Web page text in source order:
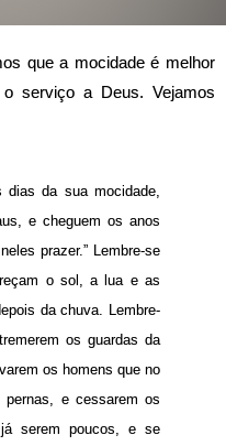
que a mocidade é melhor
serviço a Deus. Vejamos
dias da sua mocidade,
e cheguem os anos
prazer.” Lembre-se
o sol, a lua e as
da chuva. Lembre-
os guardas da
os homens que no
e cessarem os
serem poucos, e se